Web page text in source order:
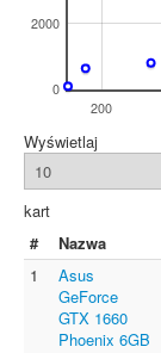
200
0
2000
Wyświetlaj
kart
# Nazwa
1
Asus
GeForce
GTX 1660
Phoenix 6GB